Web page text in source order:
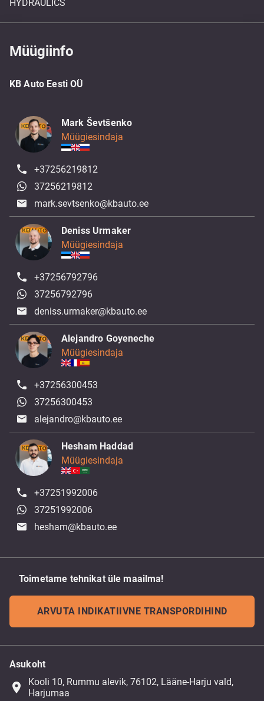
HYDRAULICS
Müügiinfo
KB Auto Eesti OÜ
Mark Ševtšenko
Müügiesindaja
+37256219812
37256219812
mark.sevtsenko@kbauto.ee
Deniss Urmaker
Müügiesindaja
+37256792796
37256792796
deniss.urmaker@kbauto.ee
Alejandro Goyeneche
Müügiesindaja
+37256300453
37256300453
alejandro@kbauto.ee
Hesham Haddad
Müügiesindaja
+37251992006
37251992006
hesham@kbauto.ee
Toimetame tehnikat üle maailma!
ARVUTA INDIKATIIVNE TRANSPORDIHIND
Asukoht
place
Kooli 10, Rummu alevik, 76102, Lääne-Harju vald,
Harjumaa